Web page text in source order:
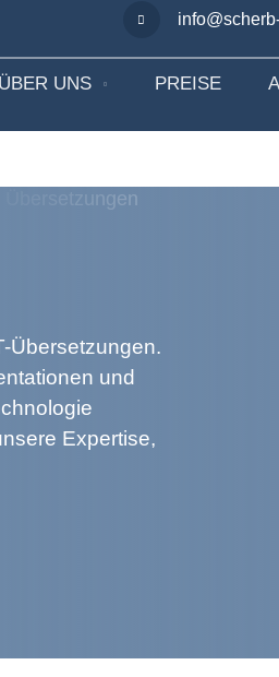
ÜBER UNS PREISE
Übersetzungen.
und
Expertise,